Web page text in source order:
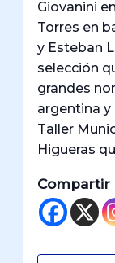
Giovanini
Torres en
y Esteban
selección
grandes
argentina y
Taller
Higueras
Compartir